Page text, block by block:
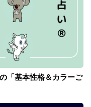
「基本性格＆カラーご